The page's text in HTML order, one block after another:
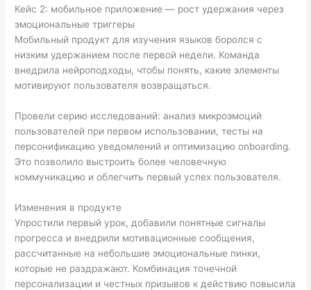
Кейс 2: мобильное приложение — рост удержания через
эмоциональные триггеры
Мобильный продукт для изучения языков боролся с
низким удержанием после первой недели. Команда
внедрила нейроподходы, чтобы понять, какие элементы
мотивируют пользователя возвращаться.
Провели серию исследований: анализ микроэмоций
пользователей при первом использовании, тесты на
персонификацию уведомлений и оптимизацию onboarding.
Это позволило выстроить более человечную
коммуникацию и облегчить первый успех пользователя.
Изменения в продукте
Упростили первый урок, добавили понятные сигналы
прогресса и внедрили мотивационные сообщения,
рассчитанные на небольшие эмоциональные пинки,
которые не раздражают. Комбинация точечной
персонализации и честных призывов к действию повысила